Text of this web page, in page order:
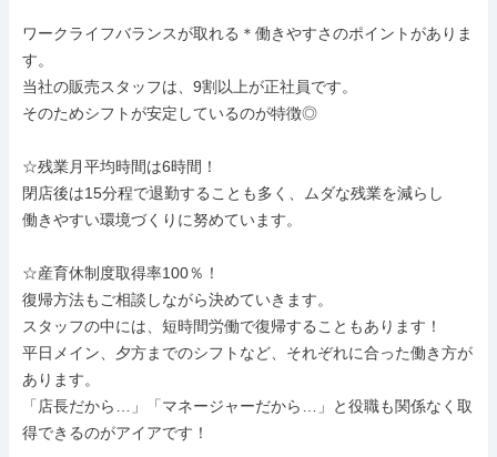
ワークライフバランスが取れる＊働きやすさのポイントがありま
す。
当社の販売スタッフは、9割以上が正社員です。
そのためシフトが安定しているのが特徴◎
☆残業月平均時間は6時間！
閉店後は15分程で退勤することも多く、ムダな残業を減らし
働きやすい環境づくりに努めています。
☆産育休制度取得率100％！
復帰方法もご相談しながら決めていきます。
スタッフの中には、短時間労働で復帰することもあります！
平日メイン、夕方までのシフトなど、それぞれに合った働き方が
あります。
「店長だから…」「マネージャーだから…」と役職も関係なく取
得できるのがアイアです！